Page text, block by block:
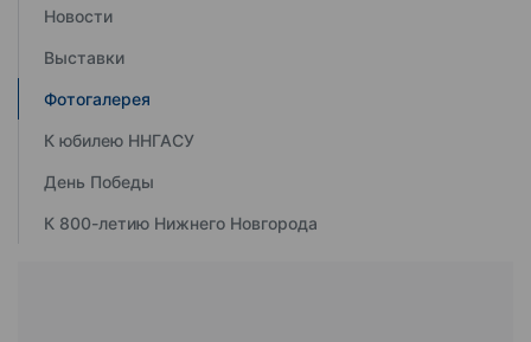
Новости
Выставки
Фотогалерея
К юбилею ННГАСУ
День Победы
К 800-летию Нижнего Новгорода